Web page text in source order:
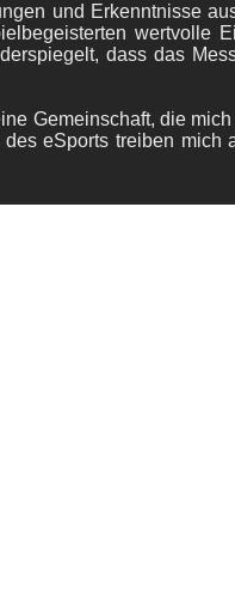
und Erkenntnisse
wertvolle
dass das
Gemeinschaft, die
eSports treiben mich